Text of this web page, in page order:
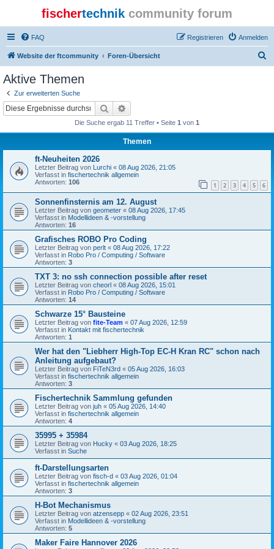
fischertechnik community forum
FAQ Anmelden
Registrieren
Website der ftcommunity Foren-Übersicht
Aktive Themen
Zur erweiterten Suche
Suche
Die Suche ergab 11 Treffer • Seite 1 von 1
Themen
ft-Neuheiten 2026
Letzter Beitrag von Lurchi « 08 Aug 2026, 21:05
Verfasst in fischertechnik allgemein
Antworten: 106 1 2 3 4 5 6
Sonnenfinsternis am 12. August
Letzter Beitrag von geometer « 08 Aug 2026, 17:45
Verfasst in Modellideen & -vorstellung
Antworten: 16
Grafisches ROBO Pro Coding
Letzter Beitrag von perlt « 08 Aug 2026, 17:22
Verfasst in Robo Pro / Computing / Software
Antworten: 3
TXT 3: no ssh connection possible after reset
Letzter Beitrag von cheorl « 08 Aug 2026, 15:01
Verfasst in Robo Pro / Computing / Software
Antworten: 14
Schwarze 15° Bausteine
Letzter Beitrag von fite-Team « 07 Aug 2026, 12:59
Verfasst in Kontakt mit fischertechnik
Antworten: 1
Wer hat den "Liebherr High-Top EC-H Kran RC" schon nach
Anleitung aufgebaut?
Letzter Beitrag von FiTeN3rd « 05 Aug 2026, 16:03
Verfasst in fischertechnik allgemein
Antworten: 3
Fischertechnik Sammlung gefunden
Letzter Beitrag von juh « 05 Aug 2026, 14:40
Verfasst in fischertechnik allgemein
Antworten: 4
35995 + 35984
Letzter Beitrag von Hucky « 03 Aug 2026, 18:25
Verfasst in Suche
ft-Darstellungsarten
Letzter Beitrag von fisch-d « 03 Aug 2026, 01:04
Verfasst in fischertechnik allgemein
Antworten: 3
H-Bot Mechanismus
Letzter Beitrag von atzensepp « 02 Aug 2026, 23:51
Verfasst in Modellideen & -vorstellung
Antworten: 5
Maker Faire Hannover 2026